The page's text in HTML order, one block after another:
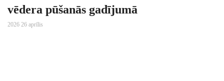
vēdera pūšanās gadījumā
2026 26 aprīlis